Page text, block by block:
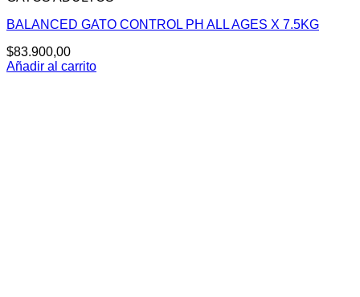
BALANCED GATO CONTROL PH ALL AGES X 7.5KG
$83.900,00
Añadir al carrito